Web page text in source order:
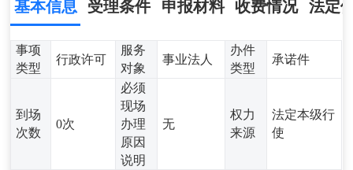
基本信息 受理条件 申报材料 收费情况 法定
事项
类型
行政许可
服务
对象
事业法人
办件
类型
承诺件
到场
次数
0次
必须
现场
办理
原因
说明
无
权力
来源
法定本级行
使